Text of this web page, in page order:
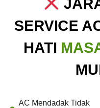
SERVICE
HATI
AC Mendadak Tidak